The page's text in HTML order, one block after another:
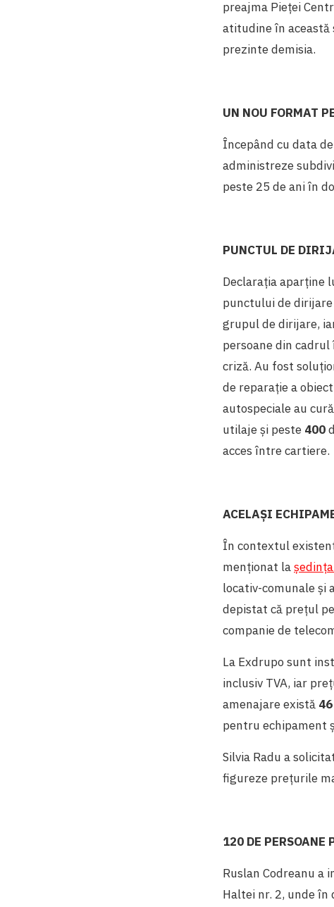
preajma Pieței
atitudine în această
prezinte demisia.
UN NOU FORMAT
Începând cu data
administreze
peste 25 de ani în
PUNCTUL DE
Declarația aparține
punctului de
grupul de dirijare,
persoane din
criză. Au fost
de reparație a
autospeciale au
utilaje și peste 400
acces între cartiere.
ACELAȘI
În contextul
menționat la
locativ-comunale și
depistat că prețul
companie de
La Exdrupo sunt
inclusiv TVA, iar
amenajare există 46
pentru echipament
Silvia Radu a
figureze prețurile
120 DE
Ruslan Codreanu a
Haltei nr. 2, unde în